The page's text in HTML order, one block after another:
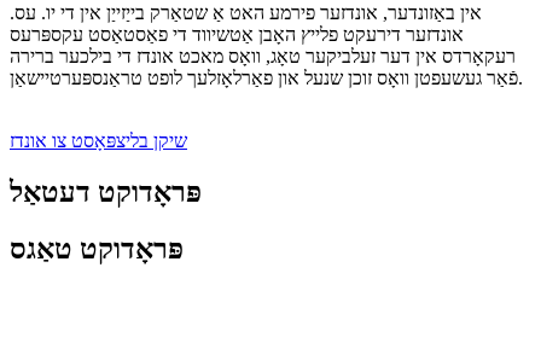
אין באַזונדער, אונדזער פירמע האט אַ שטאַרק בייַזייַן אין די יו. עס.
אונדזער דירעקט פלייץ האָבן אַטשיווד די פאַסטאַסט עקספּרעס
רעקאָרדס אין דער זעלביקער טאָג, וואָס מאכט אונדז די בילכער ברירה
פֿאַר געשעפטן וואָס זוכן שנעל און פאַרלאָזלעך לופט טראַנספּערטיישאַן.
שיקן בליצפּאָסט צו אונדז
פּראָדוקט דעטאַל
פּראָדוקט טאַגס